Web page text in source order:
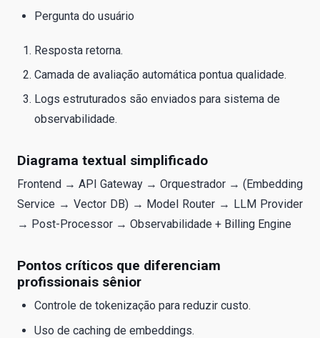
Pergunta do usuário
Resposta retorna.
Camada de avaliação automática pontua qualidade.
Logs estruturados são enviados para sistema de
observabilidade.
Diagrama textual simplificado
Frontend → API Gateway → Orquestrador → (Embedding
Service → Vector DB) → Model Router → LLM Provider
→ Post-Processor → Observabilidade + Billing Engine
Pontos críticos que diferenciam
profissionais sênior
Controle de tokenização para reduzir custo.
Uso de caching de embeddings.